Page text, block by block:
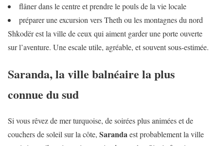
flâner dans le centre et prendre le pouls de la vie locale
préparer une excursion vers Theth ou les montagnes du nord
Shkodër est la ville de ceux qui aiment garder une porte ouverte
sur l’aventure. Une escale utile, agréable, et souvent sous-estimée.
Saranda, la ville balnéaire la plus
connue du sud
Si vous rêvez de mer turquoise, de soirées plus animées et de
couchers de soleil sur la côte, Sarandaest probablement la ville